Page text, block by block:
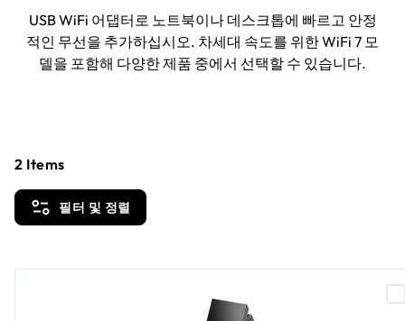
USB WiFi 어댑터로 노트북이나 데스크톱에 빠르고 안정
적인 무선을 추가하십시오. 차세대 속도를 위한 WiFi 7 모
델을 포함해 다양한 제품 중에서 선택할 수 있습니다.
필터 및 정렬
2 Items